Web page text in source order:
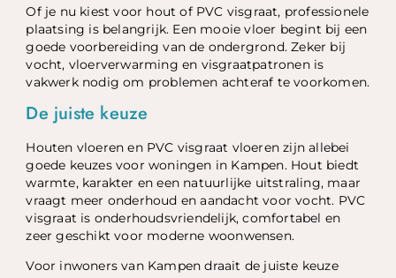
Of je nu kiest voor hout of PVC visgraat, professionele
plaatsing is belangrijk. Een mooie vloer begint bij een
goede voorbereiding van de ondergrond. Zeker bij
vocht, vloerverwarming en visgraatpatronen is
vakwerk nodig om problemen achteraf te voorkomen.
De juiste keuze
Houten vloeren en PVC visgraat vloeren zijn allebei
goede keuzes voor woningen in Kampen. Hout biedt
warmte, karakter en een natuurlijke uitstraling, maar
vraagt meer onderhoud en aandacht voor vocht. PVC
visgraat is onderhoudsvriendelijk, comfortabel en
zeer geschikt voor moderne woonwensen.
Voor inwoners van Kampen draait de juiste keuze